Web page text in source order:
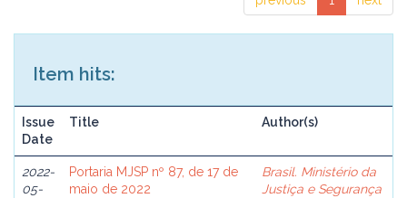
Item hits:
Issue
Date
Title Author(s)
2022-
05-
Portaria MJSP nº 87, de 17 de
maio de 2022
Brasil. Ministério da
Justiça e Segurança